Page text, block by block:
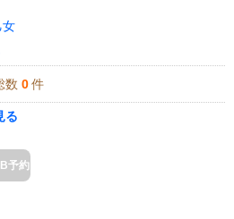
女
数 0 件
る
予約